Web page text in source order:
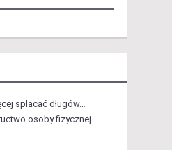
spłacać długów…
osoby fizycznej.